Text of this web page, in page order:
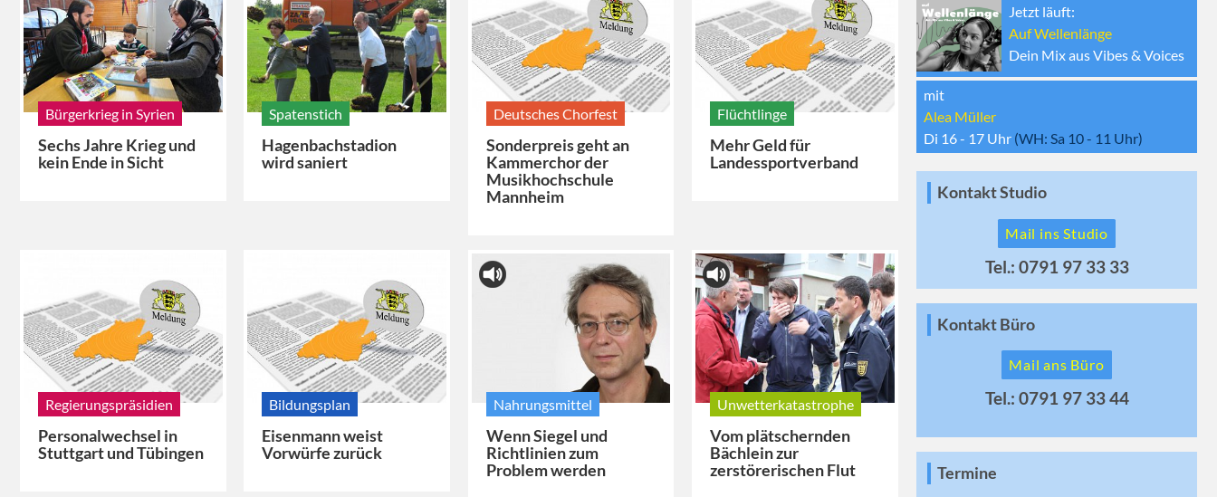
Bürgerkrieg in Syrien
Sechs Jahre Krieg und
kein Ende in Sicht
Spatenstich
Hagenbachstadion
wird saniert
Deutsches Chorfest
Sonderpreis geht an
Kammerchor der
Musikhochschule
Mannheim
Flüchtlinge
Mehr Geld für
Landessportverband
Regierungspräsidien
Personalwechsel in
Stuttgart und Tübingen
Bildungsplan
Eisenmann weist
Vorwürfe zurück
Nahrungsmittel
Wenn Siegel und
Richtlinien zum
Problem werden
Unwetterkatastrophe
Vom plätschernden
Bächlein zur
zerstörerischen Flut
Jetzt läuft:
Auf Wellenlänge
Dein Mix aus Vibes & Voices
mit
Alea Müller
Di 16 - 17 Uhr (WH: Sa 10 - 11 Uhr)
Kontakt Studio
Mail ins Studio
Tel.: 0791 97 33 33
Kontakt Büro
Mail ans Büro
Tel.: 0791 97 33 44
Termine